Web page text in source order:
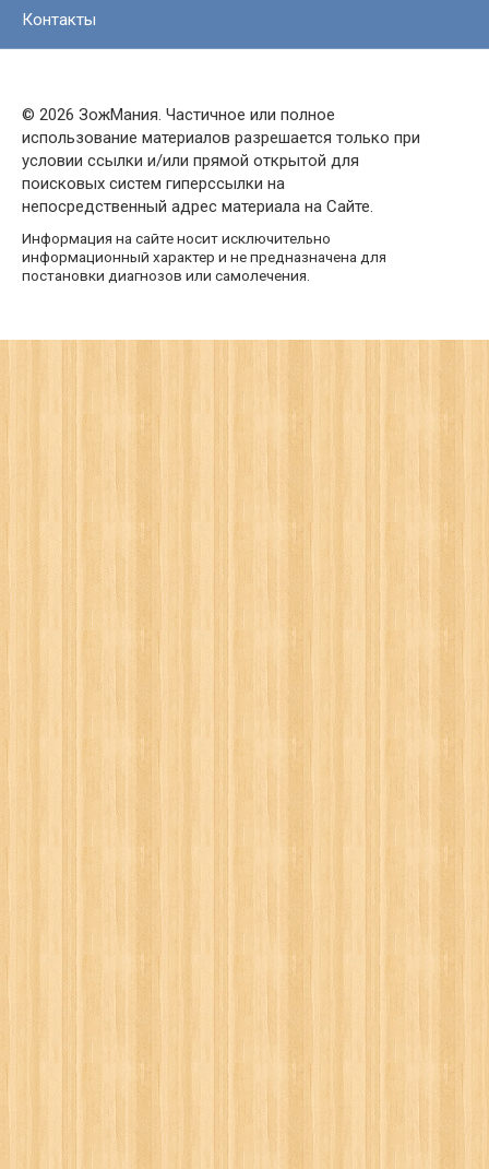
Контакты
© 2026 ЗожМания. Частичное или полное
использование материалов разрешается только при
условии ссылки и/или прямой открытой для
поисковых систем гиперссылки на
непосредственный адрес материала на Сайте.
Информация на сайте носит исключительно
информационный характер и не предназначена для
постановки диагнозов или самолечения.